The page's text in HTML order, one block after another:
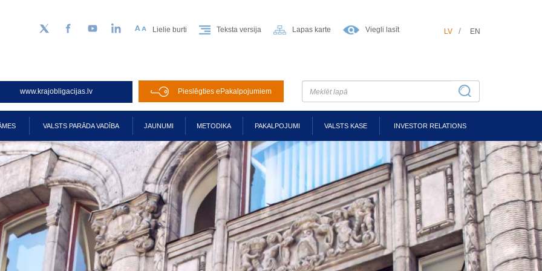
Sekojiet mums Twitter
FacebookYouTubeLinkedIn Lielie burti Teksta versija Lapas karte Viegli lasīt LV EN
www.krajobligacijas.lv Pieslēgties ePakalpojumiem
VALSTS PARĀDA VADĪBA JAUNUMI METODIKA PAKALPOJUMI VALSTS KASE INVESTOR RELATIONS